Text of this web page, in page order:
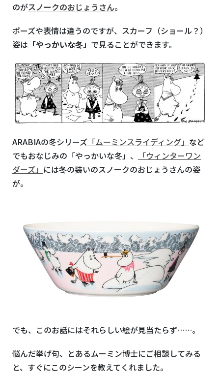
のがスノークのおじょうさん。
ポーズや表情は違うのですが、スカーフ（ショール？）
姿は 「やっかいな冬」 で見ることができます。
ARABIAの冬シリーズ 「ムーミンスライディング」 など
でもおなじみの「やっかいな冬」、
「ウィンターワン
ダーズ」 には冬の装いのスノークのおじょうさんの姿
が。
でも、このお話にはそれらしい絵が見当たらず……。
悩んだ挙げ句、とあるムーミン博士にご相談してみる
と、すぐにこのシーンを教えてくれました。